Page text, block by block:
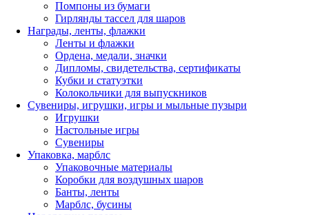
Помпоны из бумаги
Гирлянды тассел для шаров
Награды, ленты, флажки
Ленты и флажки
Ордена, медали, значки
Дипломы, свидетельства, сертификаты
Кубки и статуэтки
Колокольчики для выпускников
Сувениры, игрушки, игры и мыльные пузыри
Игрушки
Настольные игры
Сувениры
Упаковка, марблс
Упаковочные материалы
Коробки для воздушных шаров
Банты, ленты
Марблс, бусины